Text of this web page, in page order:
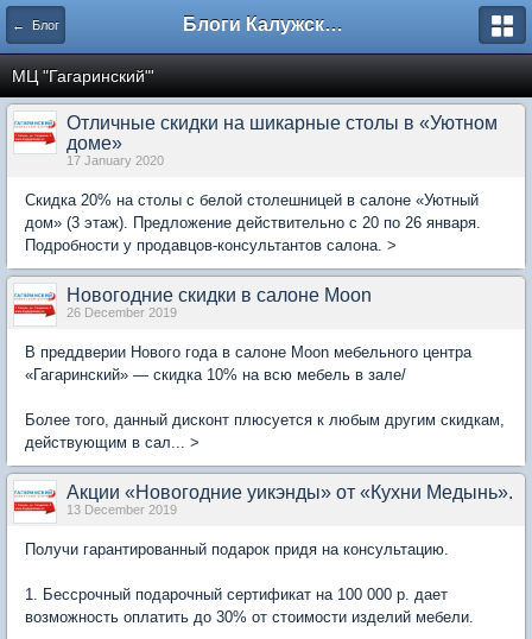
← Блог Блоги Калужского перекрестка
МЦ "Гагаринский"'
Отличные скидки на шикарные столы в «Уютном
доме»
17 January 2020
Скидка 20% на столы с белой столешницей в салоне «Уютный
дом» (3 этаж). Предложение действительно с 20 по 26 января.
Подробности у продавцов-консультантов салона. >
Новогодние скидки в салоне Moon
26 December 2019
В преддверии Нового года в салоне Moon мебельного центра
«Гагаринский» — скидка 10% на всю мебель в зале/
Более того, данный дисконт плюсуется к любым другим скидкам,
действующим в сал... >
Акции «Новогодние уикэнды» от «Кухни Медынь».
13 December 2019
Получи гарантированный подарок придя на консультацию.
1. Бессрочный подарочный сертификат на 100 000 р. дает
возможность оплатить до 30% от стоимости изделий мебели.